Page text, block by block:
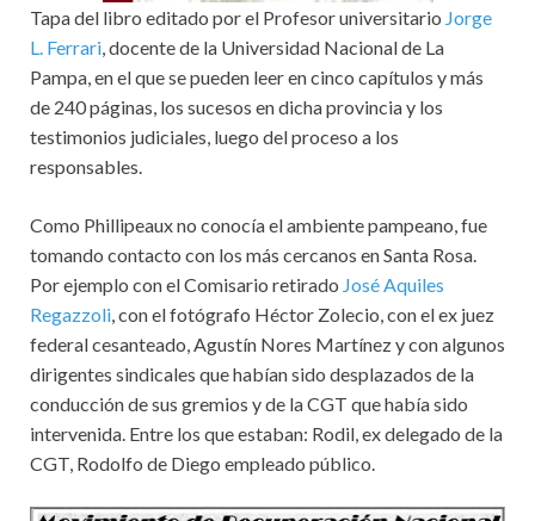
Tapa del libro editado por el Profesor universitario Jorge
L. Ferrari, docente de la Universidad Nacional de La
Pampa, en el que se pueden leer en cinco capítulos y más
de 240 páginas, los sucesos en dicha provincia y los
testimonios judiciales, luego del proceso a los
responsables.
Como Phillipeaux no conocía el ambiente pampeano, fue
tomando contacto con los más cercanos en Santa Rosa.
Por ejemplo con el Comisario retirado José Aquiles
Regazzoli, con el fotógrafo Héctor Zolecio, con el ex juez
federal cesanteado, Agustín Nores Martínez y con algunos
dirigentes sindicales que habían sido desplazados de la
conducción de sus gremios y de la CGT que había sido
intervenida. Entre los que estaban: Rodil, ex delegado de la
CGT, Rodolfo de Diego empleado público.